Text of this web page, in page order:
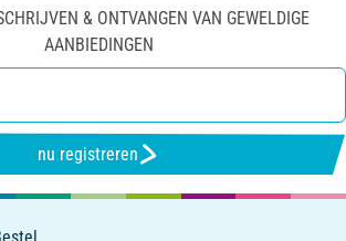
& ONTVANGEN VAN GEWELDIGE
AANBIEDINGEN
nu registreren